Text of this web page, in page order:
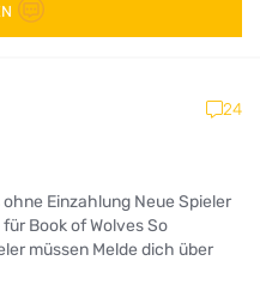
24
Einzahlung Neue Spieler
Book of Wolves So
müssen Melde dich über